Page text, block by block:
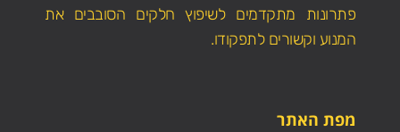
פתרונות מתקדמים לשיפוץ חלקים הסובבים את
המנוע וקשורים לתפקודו.
מפת האתר